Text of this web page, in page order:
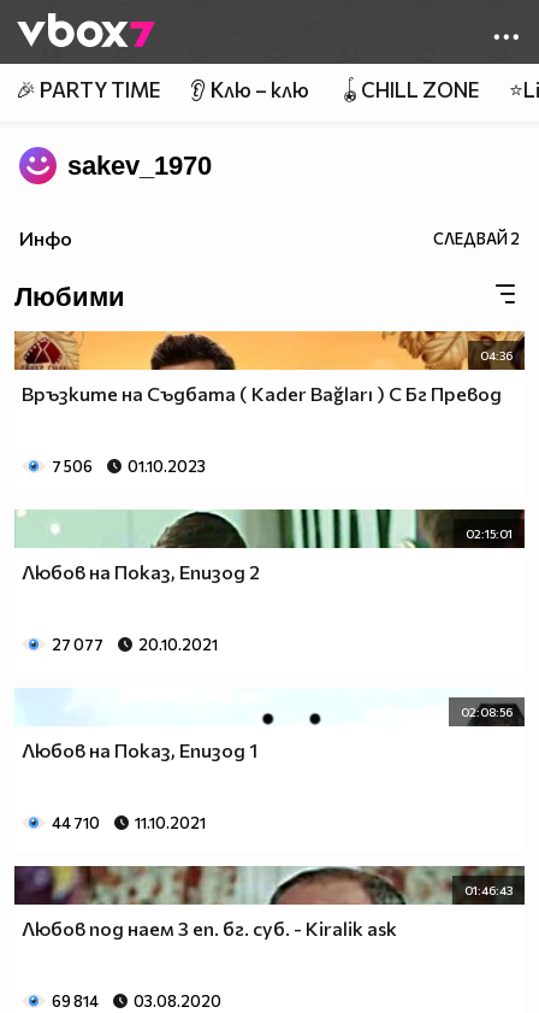
👾
🎉 PARTY TIME 👂 Клю – клю 🪀CHILL ZONE
sakev_1970
Инфо СЛЕДВАЙ2
Любими
04:36
Връзките на Съдбата ( Kader Bağları ) С Бг Превод
7 506 01.10.2023
02:15:01
Любов на Показ, Епизод 2
27 077 20.10.2021
02:08:56
Любов на Показ, Епизод 1
44 710 11.10.2021
01:46:43
Любов под наем 3 еп. бг. суб. - Kiralik ask
69 814 03.08.2020